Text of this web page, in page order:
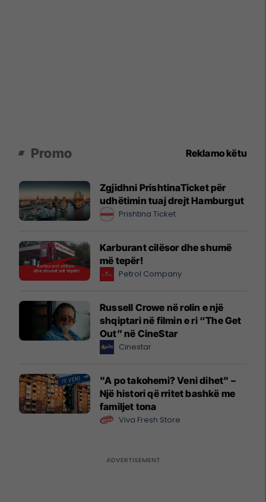
Promo Reklamo këtu
Zgjidhni PrishtinaTicket për
udhëtimin tuaj drejt Hamburgut
Prishtina Ticket
Karburant cilësor dhe shumë
më tepër!
Petrol Company
Russell Crowe në rolin e një
shqiptari në filmin e ri “The Get
Out” në CineStar
Cinestar
"A po takohemi? Veni dihet" –
Një histori që rritet bashkë me
familjet tona
Viva Fresh Store